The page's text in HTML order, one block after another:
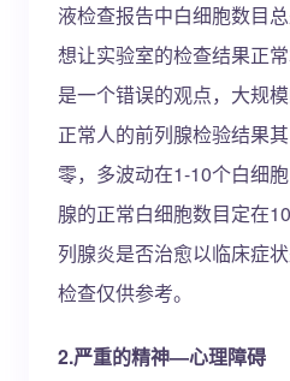
液检查报告中白细胞数目
想让实验室的检查结果正
是一个错误的观点，大规
正常人的前列腺检验结果
零，多波动在1-10个白细
腺的正常白细胞数目定在
列腺炎是否治愈以临床症
检查仅供参考。
2.严重的精神—心理障碍